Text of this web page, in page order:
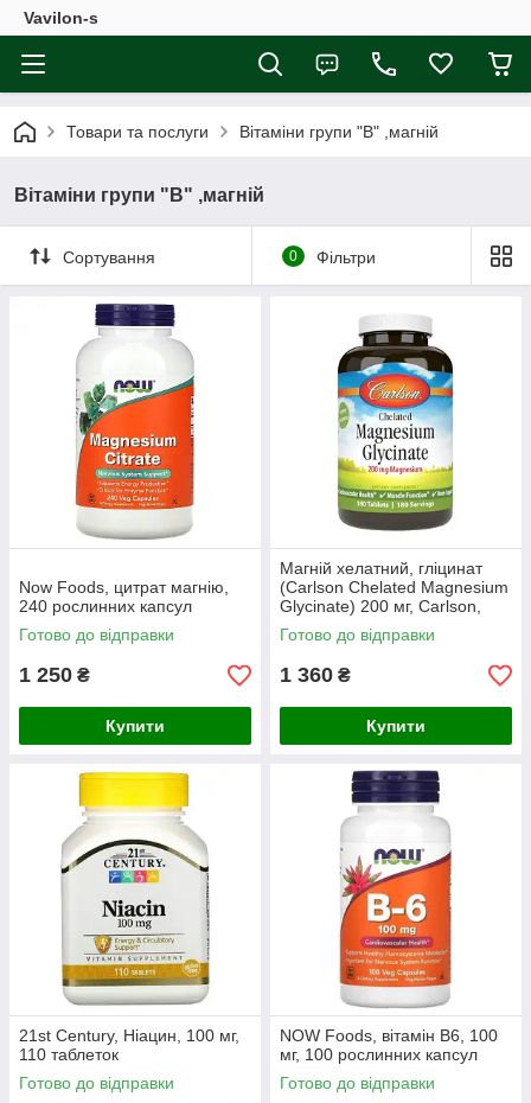
Vavilon-s
Товари та послуги Вітаміни групи "В" ,магній
Вітаміни групи "В" ,магній
Сортування 0 Фільтри
Now Foods, цитрат магнію,
240 рослинних капсул
Готово до відправки
1 250 ₴
Купити
Магній хелатний, гліцинат
(Carlson Chelated Magnesium
Glycinate) 200 мг, Carlson,
180 таблеток
Готово до відправки
1 360 ₴
Купити
21st Century, Ніацин, 100 мг,
110 таблеток
Готово до відправки
NOW Foods, вітамін B6, 100
мг, 100 рослинних капсул
Готово до відправки